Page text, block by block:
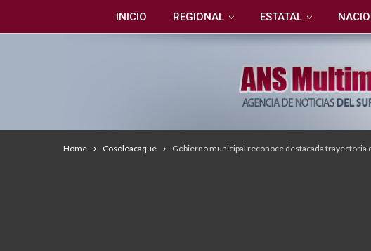
INICIO REGIONAL ESTATAL
Home Cosoleacaque Gobierno municipal reconoce destacada trayectoria